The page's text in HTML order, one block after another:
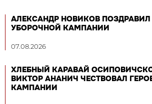
АЛЕКСАНДР НОВИКОВ
УБОРОЧНОЙ КАМПАНИИ
07.08.2026
ХЛЕБНЫЙ КАРАВАЙ
ВИКТОР АНАНИЧ ЧЕСТВОВАЛ
КАМПАНИИ